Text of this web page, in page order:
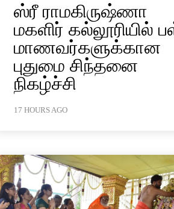
ஸ்ரீ ராமகிருஷ்ணா
மகளிர் கல்லூரியில்
மாணவர்களுக்கான
புதுமை சிந்தனை
நிகழ்ச்சி
17 HOURS AGO